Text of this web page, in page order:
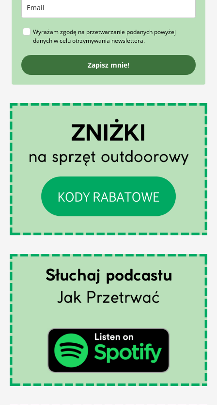
Wyrażam zgodę na przetwarzanie podanych powyżej
danych w celu otrzymywania newslettera.
Zapisz mnie!